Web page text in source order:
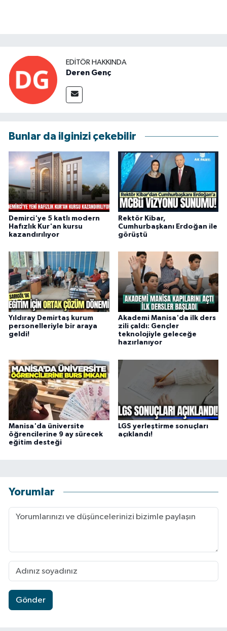
EDITÖR HAKKINDA
Deren Genç
Bunlar da ilginizi çekebilir
Demirci'ye 5 katlı modern
Hafızlık Kur'an kursu
kazandırılıyor
Rektör Kibar,
Cumhurbaşkanı Erdoğan ile
görüştü
Yıldıray Demirtaş kurum
personelleriyle bir araya
geldi!
Akademi Manisa'da ilk ders
zili çaldı: Gençler
teknolojiyle geleceğe
hazırlanıyor
Manisa'da üniversite
öğrencilerine 9 ay sürecek
eğitim desteği
LGS yerleştirme sonuçları
açıklandı!
Yorumlar
Gönder